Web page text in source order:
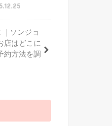
ソンジョ
店はどこに
約方法を調